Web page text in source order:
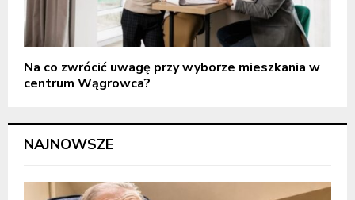
Na co zwrócić uwagę przy wyborze mieszkania w
centrum Wągrowca?
NAJNOWSZE